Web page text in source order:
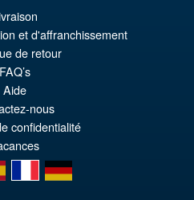
et d'affranchissement
de retour
FAQ’s
Aide
nous
confidentialité
fr de